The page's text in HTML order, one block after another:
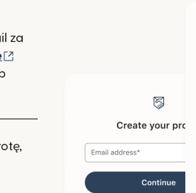
za
się w nowym oknie)